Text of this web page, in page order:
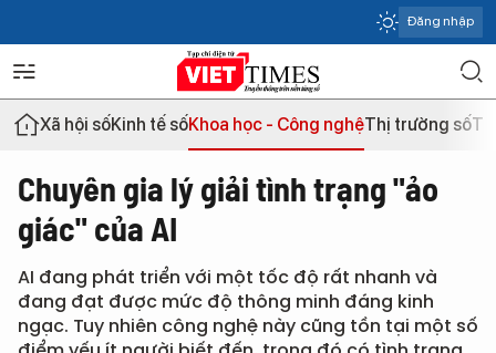
Đăng nhập
Xã hội sốKinh tế sốKhoa học - Công nghệThị trường số
Chuyên gia lý giải tình trạng "ảo
giác" của AI
AI đang phát triển với một tốc độ rất nhanh và
đang đạt được mức độ thông minh đáng kinh
ngạc. Tuy nhiên công nghệ này cũng tồn tại một số